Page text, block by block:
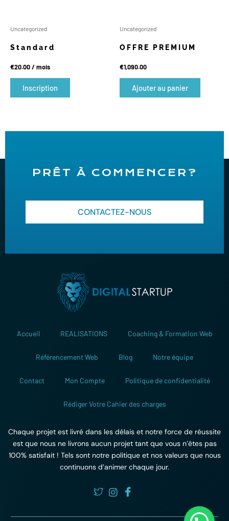
Uncategorized
Standard
€20.00/ mois
Inscription
Uncategorized
OFFRE PREMIUM
€1,090.00
Ajouter au panier
PRÊT À COMMENCER?
CONTACTEZ-NOUS
Accueil REALISATIONS Coaching & Formation Web
Référencement Web Blog Notre équipe
Contact Mon Compte Politique de confidentialité
Rédiger Votre Cahier des charges
Chaque projet est livré dans les délais et notre force de réussite
est que nous ne livrons aucun projet tant que vous n’êtes pas
100% satisfait ! Tels sont notre politique et nos valeurs que nous
continuons d’animer chaque jour.